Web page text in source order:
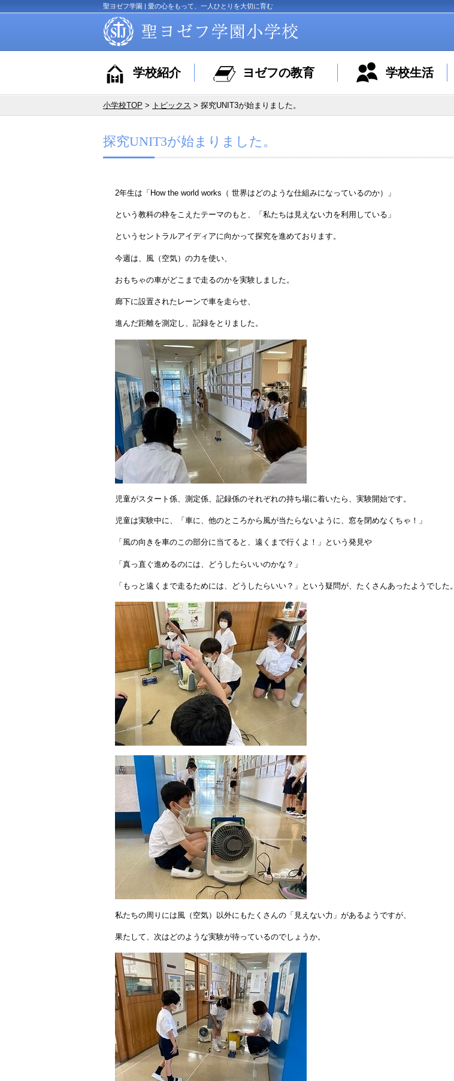
聖ヨゼフ学園 | 愛の心をもって、一人ひとりを大切に育む
学校紹介 ヨゼフの教育 学校生活
小学校TOP > トピックス > 探究UNIT3が始まりました。
探究UNIT3が始まりました。
2年生は「How the world works（ 世界はどのような仕組みになっているのか）」
という教科の枠をこえたテーマのもと、「私たちは見えない力を利用している」
というセントラルアイディアに向かって探究を進めております。
今週は、風（空気）の力を使い、
おもちゃの車がどこまで走るのかを実験しました。
廊下に設置されたレーンで車を走らせ、
進んだ距離を測定し、記録をとりました。
児童がスタート係、測定係、記録係のそれぞれの持ち場に着いたら、実験開始です。
児童は実験中に、「車に、他のところから風が当たらないように、窓を閉めなくちゃ！」
「風の向きを車のこの部分に当てると、遠くまで行くよ！」という発見や
「真っ直ぐ進めるのには、どうしたらいいのかな？」
「もっと遠くまで走るためには、どうしたらいい？」という疑問が、たくさんあったようでした。
私たちの周りには風（空気）以外にもたくさんの「見えない力」があるようですが、
果たして、次はどのような実験が待っているのでしょうか。